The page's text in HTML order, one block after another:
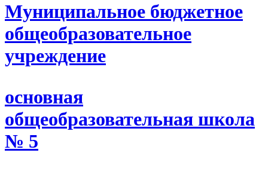
Муниципальное бюджетное
общеобразовательное
учреждение
основная
общеобразовательная школа
№ 5